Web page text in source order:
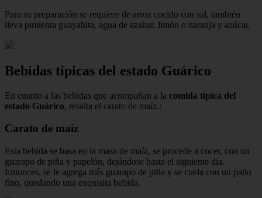
Para su preparación se requiere de arroz cocido con sal, también
lleva pimienta guayabita, agua de azahar, limón o naranja y azúcar.
Bebídas típicas del estado Guárico
En cuanto a las bebidas que acompañan a la comida típica del
estado Guárico, resalta el carato de maíz.:
Carato de maíz
Esta bebida se basa en la masa de maíz, se procede a cocer, con un
guarapo de piña y papelón, dejándose hasta el siguiente día.
Entonces, se le agrega más guarapo de piña y se cuela con un paño
fino, quedando una exquisita bebida.